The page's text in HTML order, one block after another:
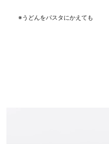
※うどんをパスタにかえても